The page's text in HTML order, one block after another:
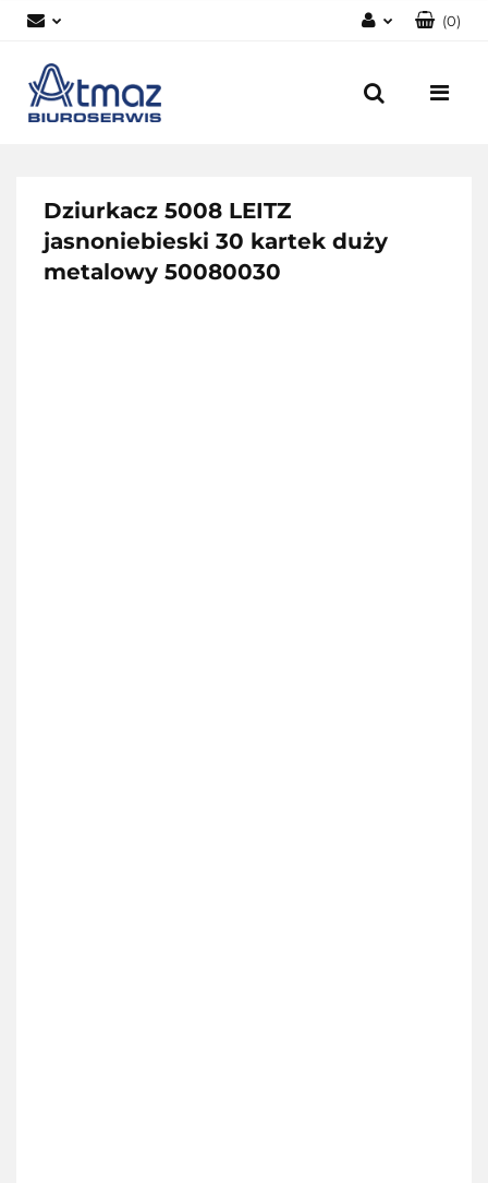
Zarejestruj się
(0)
Dziurkacz 5008 LEITZ
jasnoniebieski 30 kartek duży
metalowy 50080030